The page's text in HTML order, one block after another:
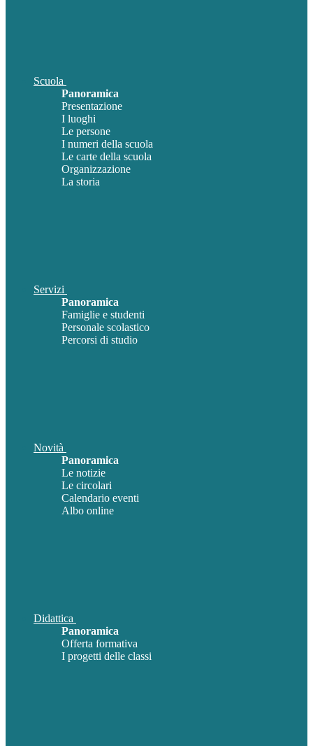
Scuola
Panoramica
Presentazione
I luoghi
Le persone
I numeri della scuola
Le carte della scuola
Organizzazione
La storia
Servizi
Panoramica
Famiglie e studenti
Personale scolastico
Percorsi di studio
Novità
Panoramica
Le notizie
Le circolari
Calendario eventi
Albo online
Didattica
Panoramica
Offerta formativa
I progetti delle classi